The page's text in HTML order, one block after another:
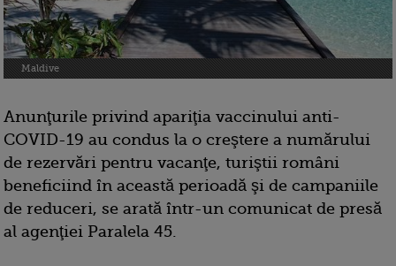
Maldive
Anunţurile privind apariţia vaccinului anti-
COVID-19 au condus la o creştere a numărului
de rezervări pentru vacanţe, turiştii români
beneficiind în această perioadă şi de campaniile
de reduceri, se arată într-un comunicat de presă
al agenţiei Paralela 45.